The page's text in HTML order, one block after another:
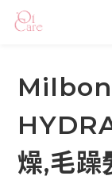
燥,毛